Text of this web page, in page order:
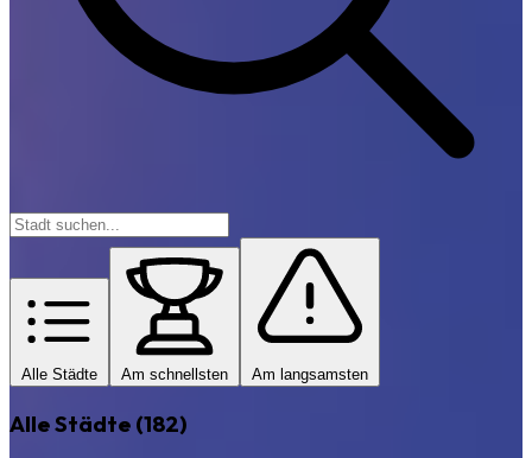
Alle Städte Am schnellsten Am langsamsten
Alle Städte (182)